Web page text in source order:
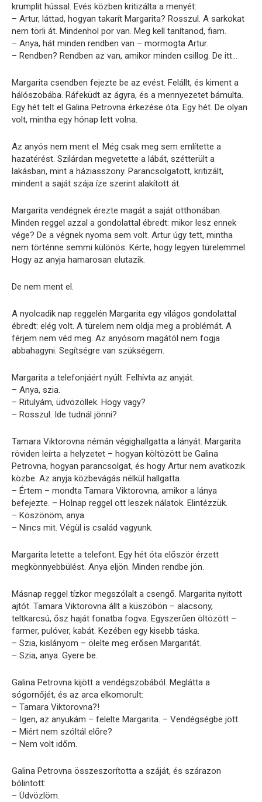
krumplit hússal. Evés közben kritizálta a menyét:
– Artur, láttad, hogyan takarít Margarita? Rosszul. A sarkokat
nem törli át. Mindenhol por van. Meg kell tanítanod, fiam.
– Anya, hát minden rendben van – mormogta Artur.
– Rendben? Rendben az van, amikor minden csillog. De itt…
Margarita csendben fejezte be az evést. Felállt, és kiment a
hálószobába. Ráfeküdt az ágyra, és a mennyezetet bámulta.
Egy hét telt el Galina Petrovna érkezése óta. Egy hét. De olyan
volt, mintha egy hónap lett volna.
Az anyós nem ment el. Még csak meg sem említette a
hazatérést. Szilárdan megvetette a lábát, szétterült a
lakásban, mint a háziasszony. Parancsolgatott, kritizált,
mindent a saját szája íze szerint alakított át.
Margarita vendégnek érezte magát a saját otthonában.
Minden reggel azzal a gondolattal ébredt: mikor lesz ennek
vége? De a végnek nyoma sem volt. Artur úgy tett, mintha
nem történne semmi különös. Kérte, hogy legyen türelemmel.
Hogy az anyja hamarosan elutazik.
De nem ment el.
A nyolcadik nap reggelén Margarita egy világos gondolattal
ébredt: elég volt. A türelem nem oldja meg a problémát. A
férjem nem véd meg. Az anyósom magától nem fogja
abbahagyni. Segítségre van szükségem.
Margarita a telefonjáért nyúlt. Felhívta az anyját.
– Anya, szia.
– Ritulyám, üdvözöllek. Hogy vagy?
– Rosszul. Ide tudnál jönni?
Tamara Viktorovna némán végighallgatta a lányát. Margarita
röviden leírta a helyzetet – hogyan költözött be Galina
Petrovna, hogyan parancsolgat, és hogy Artur nem avatkozik
közbe. Az anyja közbevágás nélkül hallgatta.
– Értem – mondta Tamara Viktorovna, amikor a lánya
befejezte. – Holnap reggel ott leszek nálatok. Elintézzük.
– Köszönöm, anya.
– Nincs mit. Végül is család vagyunk.
Margarita letette a telefont. Egy hét óta először érzett
megkönnyebbülést. Anya eljön. Minden rendbe jön.
Másnap reggel tízkor megszólalt a csengő. Margarita nyitott
ajtót. Tamara Viktorovna állt a küszöbön – alacsony,
teltkarcsú, ősz haját fonatba fogva. Egyszerűen öltözött –
farmer, pulóver, kabát. Kezében egy kisebb táska.
– Szia, kislányom – ölelte meg erősen Margaritát.
– Szia, anya. Gyere be.
Galina Petrovna kijött a vendégszobából. Meglátta a
sógornőjét, és az arca elkomorult:
– Tamara Viktorovna?!
– Igen, az anyukám – felelte Margarita. – Vendégségbe jött.
– Miért nem szóltál előre?
– Nem volt időm.
Galina Petrovna összeszorította a száját, és szárazon
bólintott:
– Üdvözlöm.